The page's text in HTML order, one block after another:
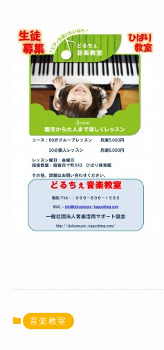
音楽教室